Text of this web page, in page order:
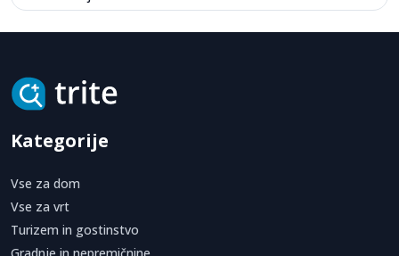
Kategorije
Vse za dom
Vse za vrt
Turizem in gostinstvo